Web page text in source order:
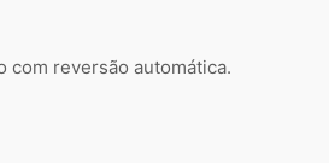
com reversão automática.